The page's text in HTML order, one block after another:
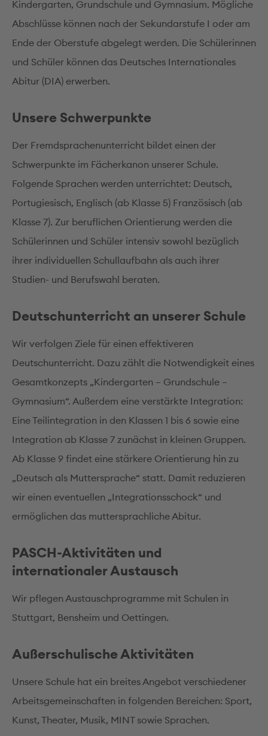
Kindergarten, Grundschule und Gymnasium. Mögliche
Abschlüsse können nach der Sekundarstufe I oder am
Ende der Oberstufe abgelegt werden. Die Schülerinnen
und Schüler können das Deutsches Internationales
Abitur (DIA) erwerben.
Unsere Schwerpunkte
Der Fremdsprachenunterricht bildet einen der
Schwerpunkte im Fächerkanon unserer Schule.
Folgende Sprachen werden unterrichtet: Deutsch,
Portugiesisch, Englisch (ab Klasse 5) Französisch (ab
Klasse 7). Zur beruflichen Orientierung werden die
Schülerinnen und Schüler intensiv sowohl bezüglich
ihrer individuellen Schullaufbahn als auch ihrer
Studien- und Berufswahl beraten.
Deutschunterricht an unserer Schule
Wir verfolgen Ziele für einen effektiveren
Deutschunterricht. Dazu zählt die Notwendigkeit eines
Gesamtkonzepts „Kindergarten – Grundschule –
Gymnasium“. Außerdem eine verstärkte Integration:
Eine Teilintegration in den Klassen 1 bis 6 sowie eine
Integration ab Klasse 7 zunächst in kleinen Gruppen.
Ab Klasse 9 findet eine stärkere Orientierung hin zu
„Deutsch als Muttersprache“ statt. Damit reduzieren
wir einen eventuellen „Integrationsschock“ und
ermöglichen das muttersprachliche Abitur.
PASCH-Aktivitäten und
internationaler Austausch
Wir pflegen Austauschprogramme mit Schulen in
Stuttgart, Bensheim und Oettingen.
Außerschulische Aktivitäten
Unsere Schule hat ein breites Angebot verschiedener
Arbeitsgemeinschaften in folgenden Bereichen: Sport,
Kunst, Theater, Musik, MINT sowie Sprachen.